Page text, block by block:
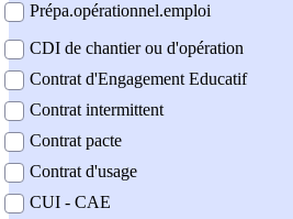
Prépa.opérationnel.emploi
CDI de chantier ou d'opération
Contrat d'Engagement Educatif
Contrat intermittent
Contrat pacte
Contrat d'usage
CUI - CAE